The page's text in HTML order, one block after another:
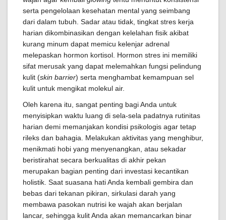
serta pengelolaan kesehatan mental yang seimbang
dari dalam tubuh. Sadar atau tidak, tingkat stres kerja
harian dikombinasikan dengan kelelahan fisik akibat
kurang minum dapat memicu kelenjar adrenal
melepaskan hormon kortisol. Hormon stres ini memiliki
sifat merusak yang dapat melemahkan fungsi pelindung
kulit (skin barrier) serta menghambat kemampuan sel
kulit untuk mengikat molekul air.
Oleh karena itu, sangat penting bagi Anda untuk
menyisipkan waktu luang di sela-sela padatnya rutinitas
harian demi memanjakan kondisi psikologis agar tetap
rileks dan bahagia. Melakukan aktivitas yang menghibur,
menikmati hobi yang menyenangkan, atau sekadar
beristirahat secara berkualitas di akhir pekan
merupakan bagian penting dari investasi kecantikan
holistik. Saat suasana hati Anda kembali gembira dan
bebas dari tekanan pikiran, sirkulasi darah yang
membawa pasokan nutrisi ke wajah akan berjalan
lancar, sehingga kulit Anda akan memancarkan binar